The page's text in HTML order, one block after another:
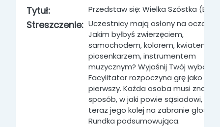
Tytuł: Przedstaw się: Wielka Szóstka (Big
Streszczenie: Uczestnicy mają osłony na oczach.
Jakim byłbyś zwierzęciem,
samochodem, kolorem, kwiatem,
piosenkarzem, instrumentem
muzycznym? Wyjaśnij Twój wybór.
Facylitator rozpoczyna grę jako
pierwszy. Każda osoba musi znaleźć
sposób, w jaki powie sąsiadowi, że
teraz jego kolej na zabranie głosu.
Rundka podsumowująca.